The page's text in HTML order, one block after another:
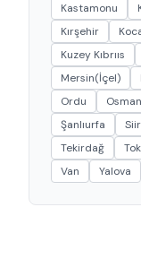
Kastamonu
Kırşehir
Kuzey Kıbrııs
Mersin(İçel)
Ordu
Şanlıurfa
Tekirdağ
Van
Yalova